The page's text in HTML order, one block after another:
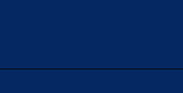
Монтаж